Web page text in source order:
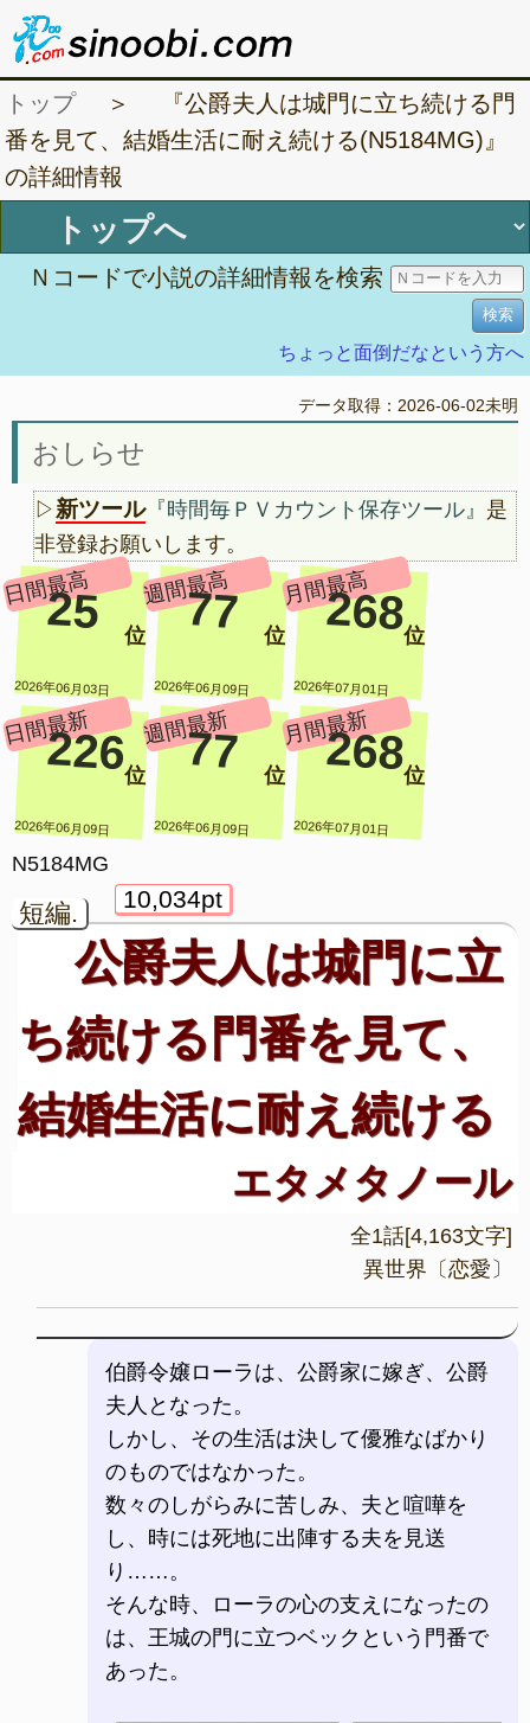
トップ＞ 『公爵夫人は城門に立ち続ける門
番を見て、結婚生活に耐え続ける(N5184MG)』
の詳細情報
Ｎコードで小説の詳細情報を検索
ちょっと面倒だなという方へ
データ取得：2026-06-02未明
おしらせ
▷ 新ツール『時間毎ＰＶカウント保存ツール』 是
非登録お願いします。
日間最高
25 位
2026年06月03日
週間最高
77 位
2026年06月09日
月間最高
268位
2026年07月01日
日間最新
226位
2026年06月09日
週間最新
77 位
2026年06月09日
月間最新
268位
2026年07月01日
N5184MG
10,034pt
短編.
公爵夫人は城門に立
ち続ける門番を見て、
結婚生活に耐え続ける
エタメタノール
全1話[4,163文字]
異世界〔恋愛〕
伯爵令嬢ローラは、公爵家に嫁ぎ、公爵
夫人となった。
しかし、その生活は決して優雅なばかり
のものではなかった。
数々のしがらみに苦しみ、夫と喧嘩を
し、時には死地に出陣する夫を見送
り……。
そんな時、ローラの心の支えになったの
は、王城の門に立つベックという門番で
あった。